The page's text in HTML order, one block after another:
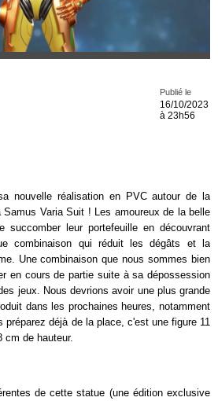
Publié le
16/10/2023
à 23h56
nouvelle réalisation en PVC autour de la
Varia Suit ! Les amoureux de la belle
succomber leur portefeuille en découvrant
combinaison qui réduit les dégâts et la
Une combinaison que nous sommes bien
en cours de partie suite à sa dépossession
jeux. Nous devrions avoir une plus grande
dans les prochaines heures, notamment
préparez déjà de la place, c'est une figure 11
cm de hauteur.
de cette statue (une édition exclusive